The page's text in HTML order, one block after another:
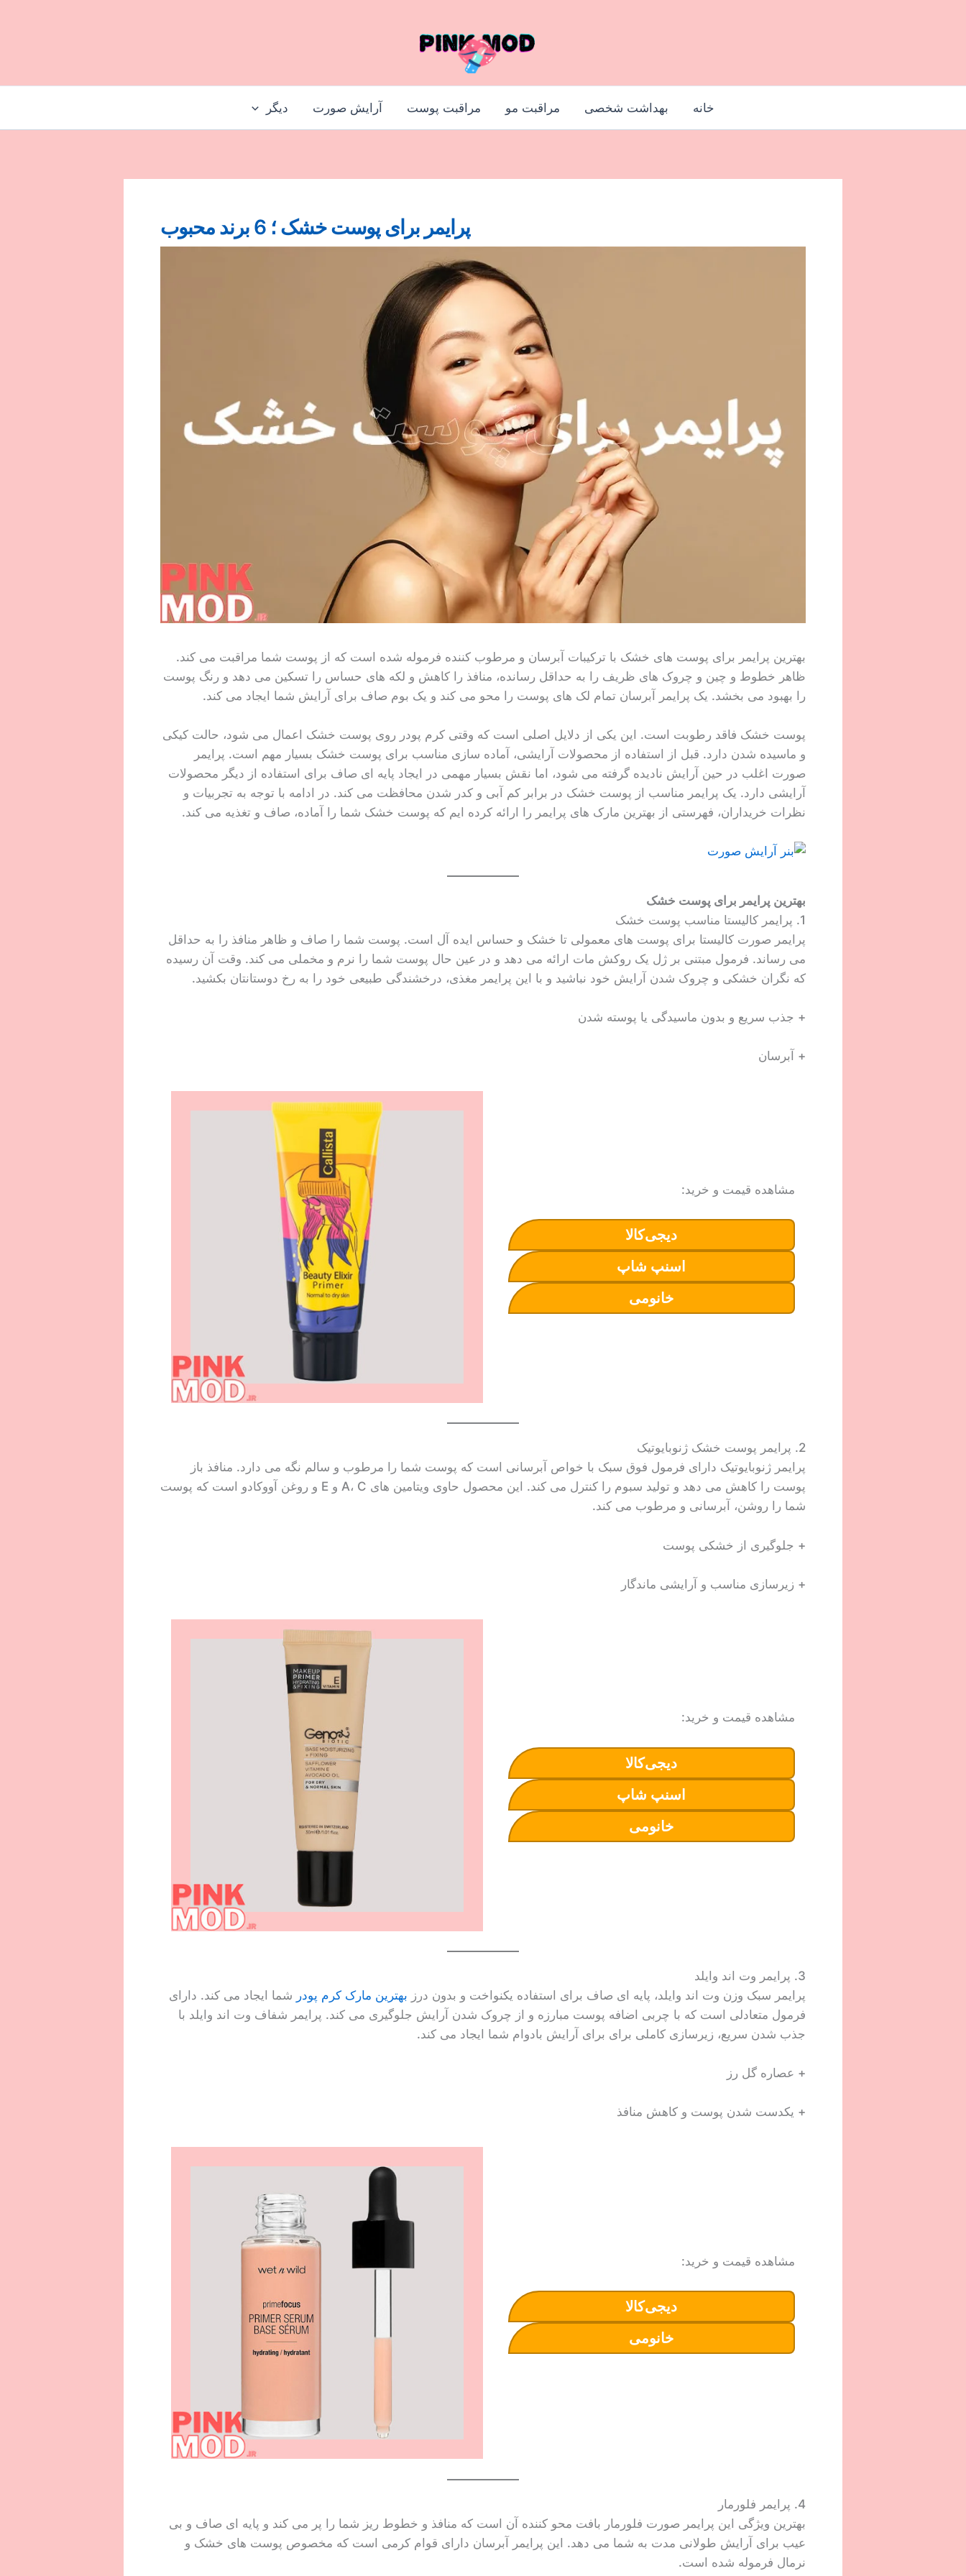
خانه بهداشت شخصی مراقبت مو مراقبت پوست آرایش صورت دیگر
پرایمر برای پوست خشک ؛ 6 برند محبوب
بهترین پرایمر برای پوست های خشک با ترکیبات آبرسان و مرطوب کننده فرموله شده است که از پوست شما مراقبت می کند.
ظاهر خطوط و چین و چروک های ظریف را به حداقل رسانده، منافذ را کاهش و لکه های حساس را تسکین می دهد و رنگ پوست
را بهبود می بخشد. یک پرایمر آبرسان تمام لک های پوست را محو می کند و یک بوم صاف برای آرایش شما ایجاد می کند.
پوست خشک فاقد رطوبت است. این یکی از دلایل اصلی است که وقتی کرم پودر روی پوست خشک اعمال می شود، حالت کیکی
و ماسیده شدن دارد. قبل از استفاده از محصولات آرایشی، آماده سازی مناسب برای پوست خشک بسیار مهم است. پرایمر
صورت اغلب در حین آرایش نادیده گرفته می شود، اما نقش بسیار مهمی در ایجاد پایه ای صاف برای استفاده از دیگر محصولات
آرایشی دارد. یک پرایمر مناسب از پوست خشک در برابر کم آبی و کدر شدن محافظت می کند. در ادامه با توجه به تجربیات و
نظرات خریداران، فهرستی از بهترین مارک های پرایمر را ارائه کرده ایم که پوست خشک شما را آماده، صاف و تغذیه می کند.
بهترین پرایمر برای پوست خشک
1. پرایمر کالیستا مناسب پوست خشک
پرایمر صورت کالیستا برای پوست های معمولی تا خشک و حساس ایده آل است. پوست شما را صاف و ظاهر منافذ را به حداقل
می رساند. فرمول مبتنی بر ژل یک روکش مات ارائه می دهد و در عین حال پوست شما را نرم و مخملی می کند. وقت آن رسیده
که نگران خشکی و چروک شدن آرایش خود نباشید و با این پرایمر مغذی، درخشندگی طبیعی خود را به رخ دوستانتان بکشید.
+ جذب سریع و بدون ماسیدگی یا پوسته شدن
+ آبرسان
مشاهده قیمت و خرید:
دیجی‌کالا
اسنپ شاپ
خانومی
2. پرایمر پوست خشک ژنوبایوتیک
پرایمر ژنوبایوتیک دارای فرمول فوق سبک با خواص آبرسانی است که پوست شما را مرطوب و سالم نگه می دارد. منافذ باز
پوست را کاهش می دهد و تولید سبوم را کنترل می کند. این محصول حاوی ویتامین های A، C و E و روغن آووکادو است که پوست
شما را روشن، آبرسانی و مرطوب می کند.
+ جلوگیری از خشکی پوست
+ زیرسازی مناسب و آرایشی ماندگار
مشاهده قیمت و خرید:
دیجی‌کالا
اسنپ شاپ
خانومی
3. پرایمر وت اند وایلد
پرایمر سبک وزن وت اند وایلد، پایه ای صاف برای استفاده یکنواخت و بدون درز بهترین مارک کرم پودر شما ایجاد می کند. دارای
فرمول متعادلی است که با چربی اضافه پوست مبارزه و از چروک شدن آرایش جلوگیری می کند. پرایمر شفاف وت اند وایلد با
جذب شدن سریع، زیرسازی کاملی برای برای آرایش بادوام شما ایجاد می کند.
+ عصاره گل رز
+ یکدست شدن پوست و کاهش منافذ
مشاهده قیمت و خرید:
دیجی‌کالا
خانومی
4. پرایمر فلورمار
بهترین ویژگی این پرایمر صورت فلورمار بافت محو کننده آن است که منافذ و خطوط ریز شما را پر می کند و پایه ای صاف و بی
عیب برای آرایش طولانی مدت به شما می دهد. این پرایمر آبرسان دارای قوام کرمی است که مخصوص پوست های خشک و
نرمال فرموله شده است.